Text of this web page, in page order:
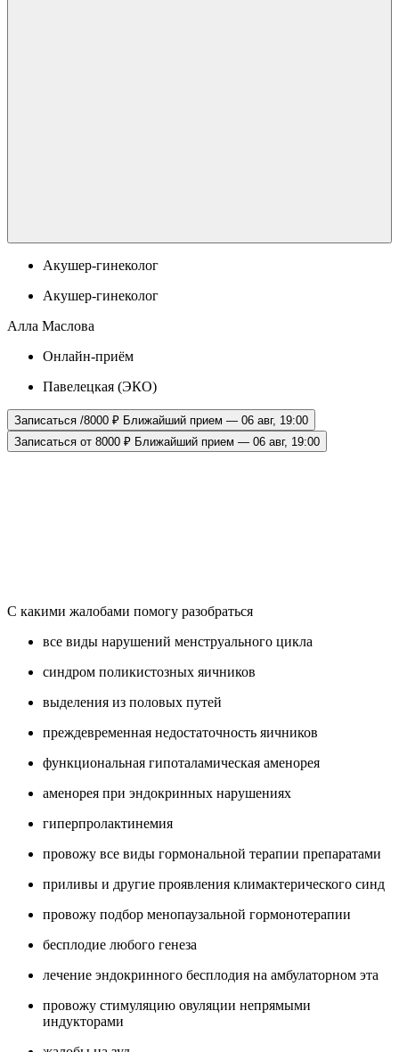
Акушер-гинеколог
Акушер-гинеколог
Алла Маслова
Онлайн-приём
Павелецкая (ЭКО)
Записаться /8000 ₽ Ближайший прием — 06 авг, 19:00
Записаться от 8000 ₽ Ближайший прием — 06 авг, 19:00
С какими жалобами помогу разобраться
все виды нарушений менструального цикла
синдром поликистозных яичников
выделения из половых путей
преждевременная недостаточность яичников
функциональная гипоталамическая аменорея
аменорея при эндокринных нарушениях
гиперпролактинемия
провожу все виды гормональной терапии препаратами
приливы и другие проявления климактерического синд
провожу подбор менопаузальной гормонотерапии
бесплодие любого генеза
лечение эндокринного бесплодия на амбулаторном эта
провожу стимуляцию овуляции непрямыми
индукторами